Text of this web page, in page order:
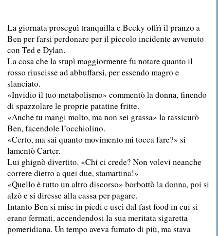
La giornata proseguì tranquilla e Becky offrì il pranzo a
Ben per farsi perdonare per il piccolo incidente avvenuto
con Ted e Dylan.
La cosa che la stupì maggiormente fu notare quanto il
rosso riuscisse ad abbuffarsi, per essendo magro e
slanciato.
«Invidio il tuo metabolismo» commentò la donna, finendo
di spazzolare le proprie patatine fritte.
«Anche tu mangi molto, ma non sei grassa» la rassicurò
Ben, facendole l’occhiolino.
«Certo, ma sai quanto movimento mi tocca fare?» si
lamentò Carter.
Lui ghignò divertito. «Chi ci crede? Non volevi neanche
correre dietro a quei due, stamattina!»
«Quello è tutto un altro discorso» borbottò la donna, poi si
alzò e si diresse alla cassa per pagare.
Intanto Ben si mise in piedi e uscì dal fast food in cui si
erano fermati, accendendosi la sua meritata sigaretta
pomeridiana. Un tempo aveva fumato di più, ma stava